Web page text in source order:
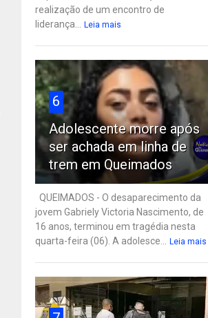
realização de um encontro de
liderança...
Leia mais
6
Adolescente morre após
ser achada em linha de
trem em Queimados
QUEIMADOS - O desaparecimento da
jovem Gabriely Victoria Nascimento, de
16 anos, terminou em tragédia nesta
quarta-feira (06). A adolesce...
Leia mais